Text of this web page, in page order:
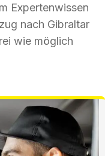
Expertenwissen
nach Gibraltar
wie möglich